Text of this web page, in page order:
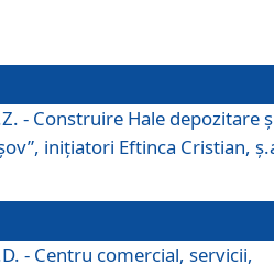
- Construire Hale depozitare
iniţiatori Eftinca Cristian,
- Centru comercial, servicii,